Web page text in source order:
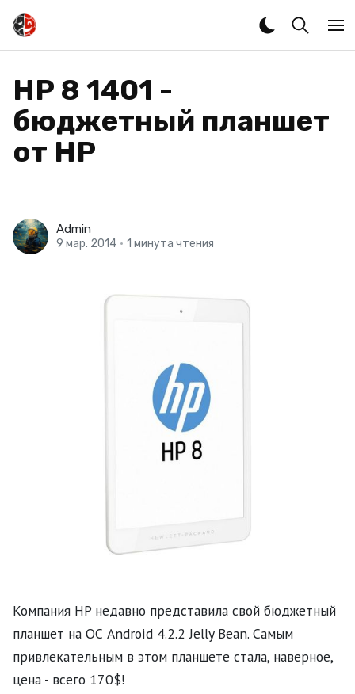
HP 8 1401 -
бюджетный планшет
от HP
Admin
9 мар. 2014 • 1 минута чтения
Компания HP недавно представила свой бюджетный
планшет на ОС Android 4.2.2 Jelly Bean. Самым
привлекательным в этом планшете стала, наверное,
цена - всего 170$!